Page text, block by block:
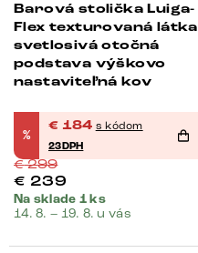
Barová stolička Luiga-
Flex texturovaná látka
svetlosivá otočná
podstava výškovo
nastaviteľná kov
%
€ 184 s kódom
23DPH
€299
€ 239
Na sklade 1 ks
14. 8. – 19. 8. u vás